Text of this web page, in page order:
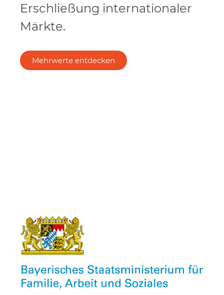
Erschließung internationaler
Märkte.
Mehrwerte entdecken